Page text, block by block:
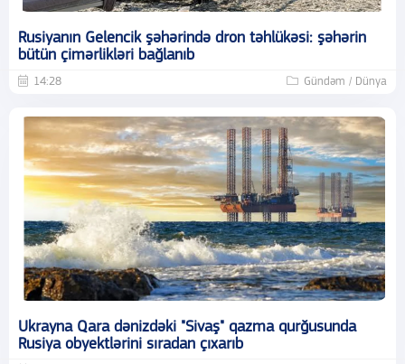
Rusiyanın Gelencik şəhərində dron təhlükəsi: şəhərin
bütün çimərlikləri bağlanıb
14:28 Gündəm / Dünya
Ukrayna Qara dənizdəki "Sivaş" qazma qurğusunda
Rusiya obyektlərini sıradan çıxarıb